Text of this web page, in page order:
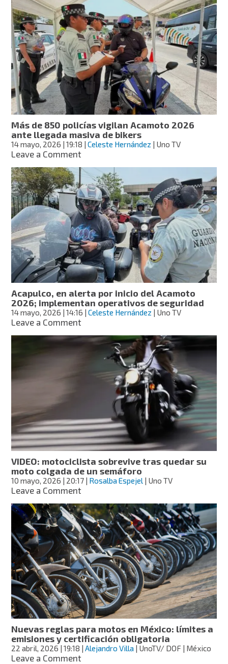
y
restaurantes
de
Acapulco
se
preparan
para
la
fiesta
nocturna
Acamoto
2026
Más de 850 policías vigilan Acamoto 2026
ante llegada masiva de bikers
14 mayo, 2026 | 19:18 |Celeste Hernández | Uno TV
Leave a Commenton
de
850
policías
vigilan
Acamoto
2026
ante
llegada
masiva
de
bikers
Acapulco, en alerta por inicio del Acamoto
2026; implementan operativos de seguridad
14 mayo, 2026 | 14:16 |Celeste Hernández | Uno TV
Leave a Commenton
en
alerta
inicio
Acamoto
implementan
operativos
de
seguridad
VIDEO: motociclista sobrevive tras quedar su
moto colgada de un semáforo
10 mayo, 2026 | 20:17 | Rosalba Espejel | Uno TV
Leave a Commenton
motociclista
sobrevive
tras
quedar
su
moto
colgada
de
un
semáforo
Nuevas reglas para motos en México: límites a
emisiones y certificación obligatoria
22 abril, 2026 | 19:18 |Alejandro Villa | UnoTV/ DOF | México
Leave a Commenton